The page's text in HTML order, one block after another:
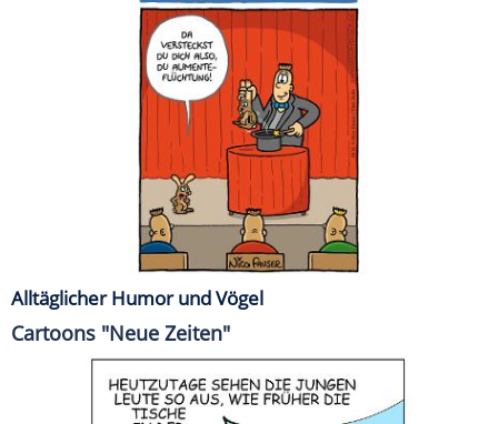
Alltäglicher Humor und Vögel
Cartoons "Neue Zeiten"